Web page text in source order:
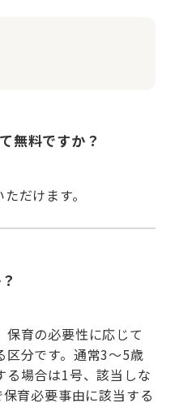
無料ですか？
だけます。
育の必要性に応じて
区分です。通常3～5歳
る場合は1号、該当しな
育必要事由に該当する